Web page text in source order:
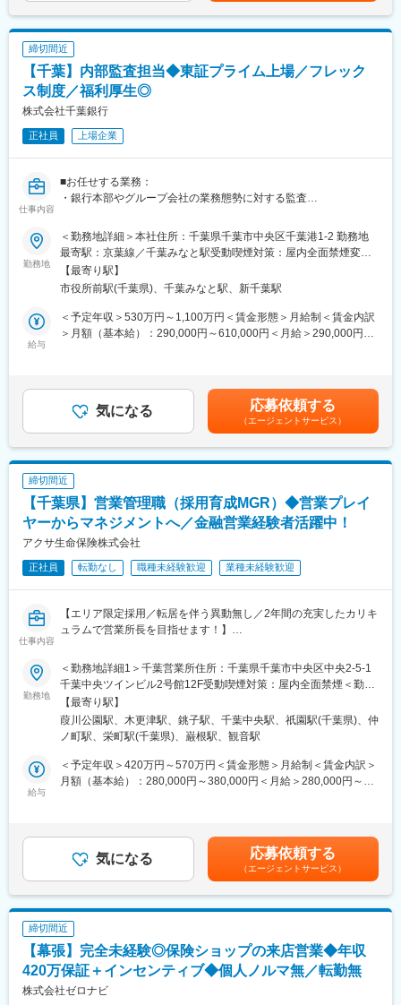
サービスコーディネーター(サービスサポートスタッフ)の採用募集
に際し、当社が応募者の方々より取得した個人情報につきまして
は、当社採用募集に関する業務にのみ使用させていただきます。
ただし、当社に入社された場合は、入社後の雇用管理等にも使用
させていただきます。(なお、入社に至らなかった場合は、当社が
す。)
変更の範囲：無
締切間近
【千葉】内部監査担当◆東証プライム上場／フレック
ス制度／福利厚生◎
株式会社千葉銀行
正社員 上場企業
仕事内容
■お任せする業務：
・銀行本部やグループ会社の業務態勢に対する監査
認・改善
・経営層、連携部署に向けた各種資料作成 等
■このポジションの魅力／得られる経験やスキル：
・新しいことを取り入れていく風土があるため、アイデアを形に
することができる
・取締役会直轄組織かつ対象が本部領域のため、影響度、やりが
※ご自身のスキル・経験・ご志向に応じて最適な PJ をアサインい
たします。
だき、内部監査のプロフェッショナルとしての活躍を期待してお
ります。
・得意領域でさらに専門性を磨くこともできますし、幅を広げる
ことももちろん可能です。
・取締役会直轄組織として、業務執行部門における内部管理態勢
・監査部全体では 50 名。20 代から 50 代の幅広い年齢や立場の
方が活躍しています。
■募集背景：
千葉銀行では、グループ一体経営の実現に向けた態勢構築を進め
るなか、グループ・ガバナンス強化の一環として、内部監査態勢
の一層の高度化を目指し、増員を計画しております。
勤務地
＜勤務地詳細＞本社住所：千葉県千葉市中央区千葉港1-2 勤務地
最寄駅：京葉線／千葉みなと駅受動喫煙対策：屋内全面禁煙変更
の範囲：上記参照
【最寄り駅】
市役所前駅(千葉県)、千葉みなと駅、新千葉駅
給与
＜予定年収＞530万円～1,100万円＜賃金形態＞月給制＜賃金内訳
＞月額（基本給）：290,000円～610,000円＜月給＞290,000円～
であり、選考を通じて上下する可能性があります。月給(月額)は固
定手当を含めた表記です。
気になる 応募依頼する
（エージェントサービス）
締切間近
【千葉県】営業管理職（採用育成MGR）◆営業プレイ
ヤーからマネジメントへ／金融営業経験者活躍中！
アクサ生命保険株式会社
正社員 転勤なし 職種未経験歓迎 業種未経験歓迎
仕事内容
【エリア限定採用／転居を伴う異動無し／2年間の充実したカリキ
ュラムで営業所長を目指せます！】
■業務内容
アクサアドバイザー（営業社員）の採用・育成・組織マネジメン
トを担当頂きます。優秀な社員を採用し研修、ロープレ、同行に
よる実践指導、対面実施より自立できる社員を育成し、支社長、
営業所長の指導の下、組織を拡大しマネジメントスキルを学んで
頂きます。
そして入社3年後を目標に営業所長へキャリアアップを目指してい
ただきます。
※モデル年収
採用育成マネージャー：420～878万円※平均640万円
同社の魅力
■圧倒的な早期キャリアUP
金融機関では、営業管理職登用に長い期間を要しますが、同社で
は最短3年目で営業管理職登用を目指せます。
3年目で営業所長に登用頂くことを前提に採用をしており、それに
勤務地
＜勤務地詳細1＞千葉営業所住所：千葉県千葉市中央区中央2-5-1
千葉中央ツインビル2号館12F受動喫煙対策：屋内全面禁煙＜勤務
地詳細2＞木更津営業所住所：千葉県木更津市潮浜1-17-59 木更津
商工会館5F受動喫煙対策：屋内全面禁煙＜勤務地詳細3＞銚子営
業所住所：千葉県銚子市三軒町19-4 銚子商工会館4F受動喫煙対
【最寄り駅】
葭川公園駅、木更津駅、銚子駅、千葉中央駅、祇園駅(千葉県)、仲
ノ町駅、栄町駅(千葉県)、巌根駅、観音駅
給与
＜予定年収＞420万円～570万円＜賃金形態＞月給制＜賃金内訳＞
月額（基本給）：280,000円～380,000円＜月給＞280,000円～
じて上下する可能性があります。月給(月額)は固定手当を含めた表
記です。気になる 応募依頼する
（エージェントサービス）
締切間近
【幕張】完全未経験◎保険ショップの来店営業◆年収
420万保証＋インセンティブ◆個人ノルマ無／転勤無
株式会社ゼロナビ